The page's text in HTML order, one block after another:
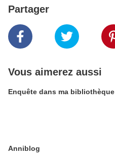
Partager
Vous aimerez aussi
Enquête dans ma bibliothèque
Anniblog